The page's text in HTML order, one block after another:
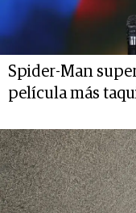
Spider-Man
película más